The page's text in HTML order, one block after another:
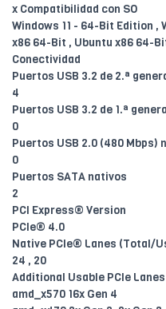
x Compatibilidad con SO
Windows 11 - 64-Bit Edition ,
x86 64-Bit , Ubuntu x86 64-
Conectividad
Puertos USB 3.2 de 2.ª
4
Puertos USB 3.2 de 1.ª
0
Puertos USB 2.0 (480 Mbps)
0
Puertos SATA nativos
2
PCI Express® Version
PCIe® 4.0
Native PCIe® Lanes (Total/
24 , 20
Additional Usable PCIe
amd_x570 16x Gen 4